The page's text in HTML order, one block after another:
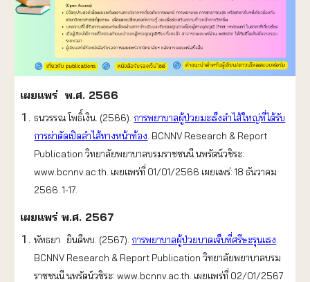
เผยแพร่ พ.ศ. 2566
ธนวรรณ โพธิ์เงิน. (2566). การพยาบาลผู้ป่วยมะเร็งลำไส้ใหญ่ที่ได้รับ
การผ่าตัดเปิดลำไส้ทางหน้าท้อง . BCNNV Research & Report
Publication วิทยาลัยพยาบาลบรมราชชนนี นพรัตน์วชิระ:
www.bcnnv.ac.th. เผยแพร่ที่ 01/01/2566 เผยแพร่: 18 ธันวาคม
2566. 1-17.
เผยแพร่ พ.ศ. 2567
พัทธยา ยินดีพบ. (2567). การพยาบาลผู้ป่วยบาดเจ็บที่ศรีษะรุนแรง
BCNNV Research & Report Publication วิทยาลัยพยาบาลบรม
ราชชนนี นพรัตน์วชิระ: www.bcnnv.ac.th. เผยแพร่ที่ 02/01/2567